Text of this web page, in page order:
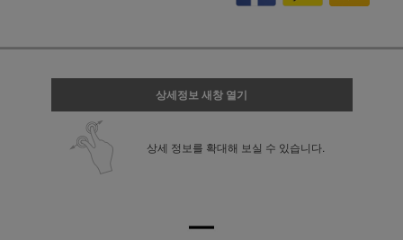
상세정보 새창 열기
상세 정보를 확대해 보실 수 있습니다.